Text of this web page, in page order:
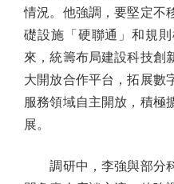
情況。他強調，要堅定不
礎設施「硬聯通」和規
來，統籌布局建設科技創
大開放合作平台，拓展數
服務領域自主開放，積極
展。
調研中，李強與部分科